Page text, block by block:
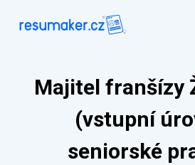
Majitel franšízy
(vstupní
seniorské